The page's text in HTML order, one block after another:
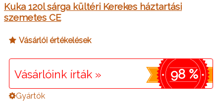
Kuka 120l sárga kültéri Kerekes háztartási
szemetes CE
Vásárlói értékelések
Vásárlóink írták » 98 %
Gyártók